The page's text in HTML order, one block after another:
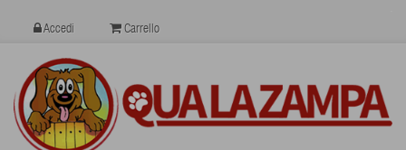
Accedi Carrello